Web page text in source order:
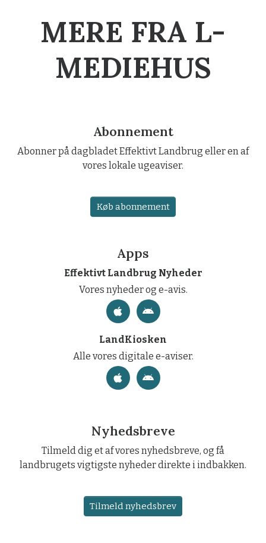
MERE FRA L-
MEDIEHUS
Abonnement
Abonner på dagbladet Effektivt Landbrug eller en af
vores lokale ugeaviser.
Køb abonnement
Apps
Effektivt Landbrug Nyheder
Vores nyheder og e-avis.
LandKiosken
Alle vores digitale e-aviser.
Nyhedsbreve
Tilmeld dig et af vores nyhedsbreve, og få
landbrugets vigtigste nyheder direkte i indbakken.
Tilmeld nyhedsbrev